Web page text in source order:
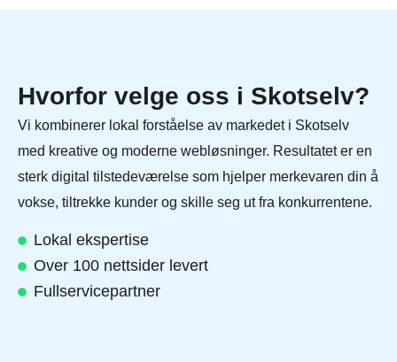
Hvorfor velge oss i Skotselv?
Vi kombinerer lokal forståelse av markedet i Skotselv
med kreative og moderne webløsninger. Resultatet er en
sterk digital tilstedeværelse som hjelper merkevaren din å
vokse, tiltrekke kunder og skille seg ut fra konkurrentene.
Lokal ekspertise
Over 100 nettsider levert
Fullservicepartner